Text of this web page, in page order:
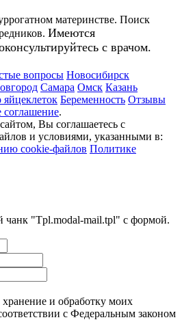
материнстве. Поиск
Имеются
с врачом.
вопросы Новосибирск
Самара Омск Казань
яйцеклеток Беременность Отзывы
соглашение.
Вы соглашаетесь с
и условиями, указанными в:
cookie-файлов Политике
чанк "Tpl.modal-mail.tpl" с формой.
и обработку моих
с Федеральным законом